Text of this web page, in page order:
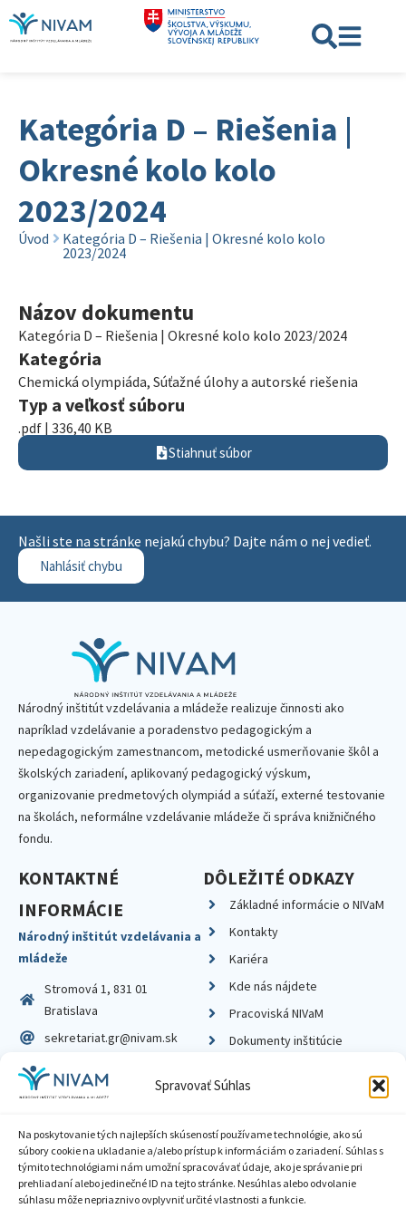
Spravovať Súhlas
Na poskytovanie tých najlepších skúseností používame technológie, ako sú
súbory cookie na ukladanie a/alebo prístup k informáciám o zariadení. Súhlas s
týmito technológiami nám umožní spracovávať údaje, ako je správanie pri
prehliadaní alebo jedinečné ID na tejto stránke. Nesúhlas alebo odvolanie
súhlasu môže nepriaznivo ovplyvniť určité vlastnosti a funkcie.
Kategória D – Riešenia |
Okresné kolo kolo
2023/2024
Úvod
Kategória D – Riešenia | Okresné kolo kolo
2023/2024
Názov dokumentu
Kategória D – Riešenia | Okresné kolo kolo 2023/2024
Kategória
Chemická olympiáda, Súťažné úlohy a autorské riešenia
Typ a veľkosť súboru
.pdf | 336,40 KB
Stiahnuť súbor
Našli ste na stránke nejakú chybu? Dajte nám o nej vedieť.
Nahlásiť chybu
Národný inštitút vzdelávania a mládeže realizuje činnosti ako
napríklad vzdelávanie a poradenstvo pedagogickým a
nepedagogickým zamestnancom, metodické usmerňovanie škôl a
školských zariadení, aplikovaný pedagogický výskum,
organizovanie predmetových olympiád a súťaží, externé testovanie
na školách, neformálne vzdelávanie mládeže či správa knižničného
fondu.
KONTAKTNÉ
INFORMÁCIE
Národný inštitút vzdelávania a
mládeže
Stromová 1, 831 01
Bratislava
sekretariat.gr@nivam.sk
IČO: 00164348
DIČ: 2020798714
DÔLEŽITÉ ODKAZY
Základné informácie o NIVaM
Kontakty
Kariéra
Kde nás nájdete
Pracoviská NIVaM
Dokumenty inštitúcie
Zásady ochrany súkromia